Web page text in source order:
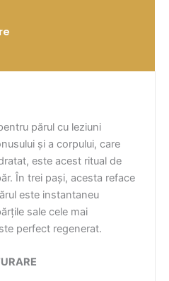
părul cu leziuni
și a corpului, care
este acest ritual de
În trei pași, acesta reface
este instantaneu
sale cele mai
perfect regenerat.